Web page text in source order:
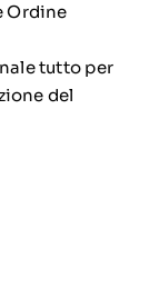
Ordine
tutto per
del